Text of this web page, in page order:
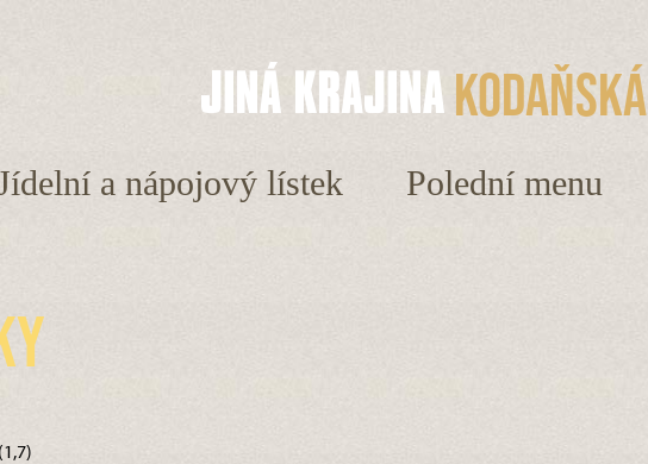
Kodaňská
a nápojový lístek Polední menu